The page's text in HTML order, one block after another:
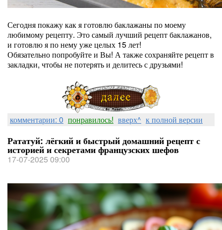
Сегодня покажу как я готовлю баклажаны по моему
любимому рецепту. Это самый лучший рецепт баклажанов,
и готовлю я по нему уже целых 15 лет!
Обязательно попробуйте и Вы! А также сохраняйте рецепт в
закладки, чтобы не потерять и делитесь с друзьями!
комментарии: 0 понравилось! вверх^ к полной версии
Рататуй: лёгкий и быстрый домашний рецепт с
историей и секретами французских шефов
17-07-2025 09:00